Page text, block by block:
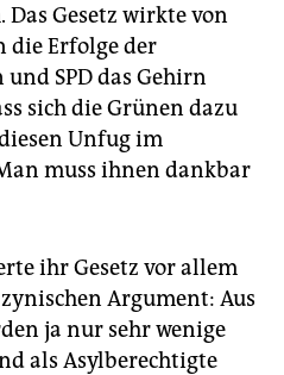
Gesetz wirkte von
die Erfolge der
SPD das Gehirn
sich die Grünen dazu
Unfug im
muss ihnen dankbar
ihr Gesetz vor allem
Argument: Aus
ja nur sehr wenige
als Asylberechtigte